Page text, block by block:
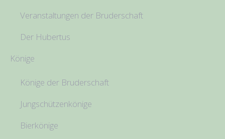
Veranstaltungen der Bruderschaft
Der Hubertus
Könige
Könige der Bruderschaft
Jungschützenkönige
Bierkönige